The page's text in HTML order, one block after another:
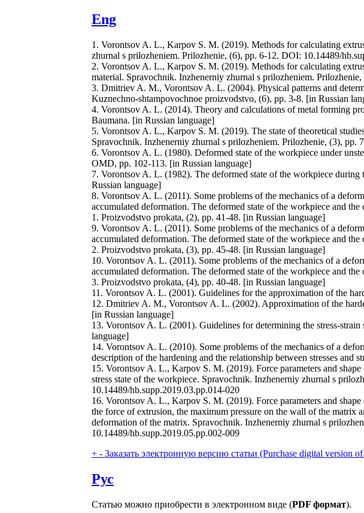
Eng
1. Vorontsov A. L., Karpov S. M. (2019). Methods for calculating
zhurnal s prilozheniem. Prilozhenie, (6), pp. 6-12. DOI: 10.14489/
2. Vorontsov A. L., Karpov S. M. (2019). Methods for calculating
material. Spravochnik. Inzhenerniy zhurnal s prilozheniem.
3. Dmitriev A. M., Vorontsov A. L. (2004). Physical patterns and
Kuznechno-shtampovochnoe proizvodstvo, (6), pp. 3-8. [in Russian
4. Vorontsov A. L. (2014). Theory and calculations of metal forming
Baumana. [in Russian language]
5. Vorontsov A. L., Karpov S. M. (2019). The state of theoretical
Spravochnik. Inzhenerniy zhurnal s prilozheniem. Prilozhenie, (3),
6. Vorontsov A. L. (1980). Deformed state of the workpiece under
OMD, pp. 102-113. [in Russian language]
7. Vorontsov A. L. (1982). The deformed state of the workpiece
Russian language]
8. Vorontsov A. L. (2011). Some problems of the mechanics of a
accumulated deformation. The deformed state of the workpiece and
1. Proizvodstvo prokata, (2), pp. 41-48. [in Russian language]
9. Vorontsov A. L. (2011). Some problems of the mechanics of a
accumulated deformation. The deformed state of the workpiece and
2. Proizvodstvo prokata, (3), pp. 45-48. [in Russian language]
10. Vorontsov A. L. (2011). Some problems of the mechanics of a
accumulated deformation. The deformed state of the workpiece and
3. Proizvodstvo prokata, (4), pp. 40-48. [in Russian language]
11. Vorontsov A. L. (2001). Guidelines for the approximation of the
12. Dmitriev A. M., Vorontsov A. L. (2002). Approximation of the
[in Russian language]
13. Vorontsov A. L. (2001). Guidelines for determining the stress-
language]
14. Vorontsov A. L. (2010). Some problems of the mechanics of a
description of the hardening and the relationship between stresses and
15. Vorontsov A. L., Karpov S. M. (2019). Force parameters and
stress state of the workpiece. Spravochnik. Inzhenerniy zhurnal s
10.14489/hb.supp.2019.03.pp.014-020
16. Vorontsov A. L., Karpov S. M. (2019). Force parameters and
the force of extrusion, the maximum pressure on the wall of the matrix
deformation of the matrix. Spravochnik. Inzhenerniy zhurnal s
10.14489/hb.supp.2019.05.pp.002-009
+ - Заказать электронную версию статьи (Purchase digital version
Рус
Статью можно приобрести в электронном виде (PDF формат).